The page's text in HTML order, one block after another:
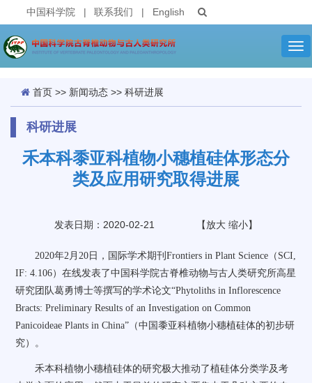
中国科学院 | 联系我们 | English
首页 >> 新闻动态 >> 科研进展
科研进展
禾本科黍亚科植物小穗植硅体形态分
类及应用研究取得进展
发表日期：2020-02-21 【放大 缩小】
2020年2月20 日，国际学术期刊Frontiers in Plant Science （ SCI,
IF: 4.106）在线发表了中国科学院古脊椎动物与古人类研究所高星
研究团队葛勇博士等撰写的学术论文“Phytoliths in Inflorescence
Bracts: Preliminary Results of an Investigation on Common
Panicoideae Plants in China” （中国黍亚科植物小穗植硅体的初步研
究）。
禾本科植物小穗植硅体的研究极大推动了植硅体分类学及考